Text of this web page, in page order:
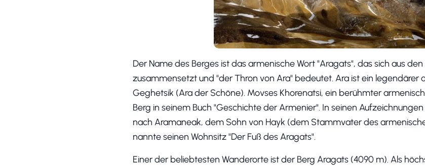
Der Name des Berges ist das armenische Wort "Aragats", das sich aus
zusammensetzt und "der Thron von Ara" bedeutet. Ara ist ein legendärer
Geghetsik (Ara der Schöne). Movses Khorenatsi, ein berühmter
Berg in seinem Buch "Geschichte der Armenier". In seinen
nach Aramaneak, dem Sohn von Hayk (dem Stammvater des
nannte seinen Wohnsitz "Der Fuß des Aragats".
Einer der beliebtesten Wanderorte ist der Berg Aragats (4090 m). Als